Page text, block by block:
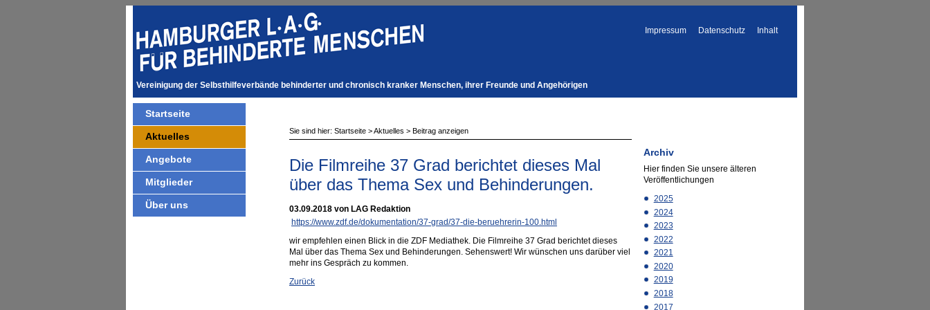
Vereinigung der Selbsthilfeverbände behinderter und chronisch kranker Menschen, ihrer Freunde und Angehörigen
Impressum Datenschutz Inhalt
Startseite
Aktuelles
Angebote
Mitglieder
Über uns
Sie sind hier: Startseite>Aktuelles > Beitrag anzeigen
Die Filmreihe 37 Grad berichtet dieses Mal
über das Thema Sex und Behinderungen.
03.09.2018 von LAG Redaktion
https://www.zdf.de/dokumentation/37-grad/37-die-beruehrerin-100.html
wir empfehlen einen Blick in die ZDF Mediathek. Die Filmreihe 37 Grad berichtet dieses
Mal über das Thema Sex und Behinderungen. Sehenswert! Wir wünschen uns darüber viel
mehr ins Gespräch zu kommen.
Zurück
Archiv
Hier finden Sie unsere älteren
Veröffentlichungen
2025
2024
2023
2022
2021
2020
2019
2018
2017